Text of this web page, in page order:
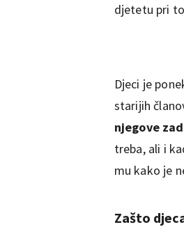
djetetu pri
Djeci je
starijih
njegove
treba, ali i
mu kako je
Zašto